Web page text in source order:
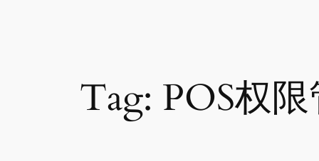
Tag: POS权